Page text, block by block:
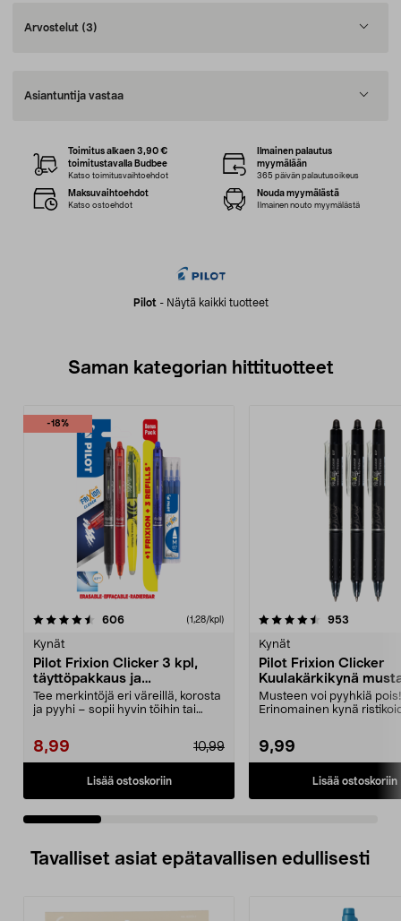
Arvostelut (3)
Asiantuntija vastaa
Pilot - Näytä kaikki tuotteet
Toimitus alkaen 3,90 €
toimitustavalla Budbee
Katso toimitusvaihtoehdot
Ilmainen palautus
myymälään
365 päivän palautusoikeus
Maksuvaihtoehdot
Katso ostoehdot
Nouda myymälästä
Ilmainen nouto myymälästä
Saman kategorian hittituotteet
-18%
606arvostelut (1,28/kpl)
Kynät
Pilot Frixion Clicker 3 kpl,
täyttöpakkaus ja
korostuskynä
Tee merkintöjä eri väreillä, korosta
ja pyyhi – sopii hyvin töihin tai
8,99 10,99
Lisää ostoskoriin
4.5 viidestä
953
Kynät
Pilot Frixion Clicker
Kuulakärkikynä
Musteen voi pyyhkiä pois!
Erinomainen kynä
9,99
Lisää ostoskoriin
4.5 viidestä
Tavalliset asiat epätavallisen edullisesti